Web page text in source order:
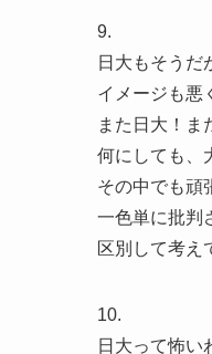
9.
日大もそうだ
イメージも悪
また日大！ま
何にしても、
その中でも頑
一色単に批判
区別して考え
10.
日大って怖い